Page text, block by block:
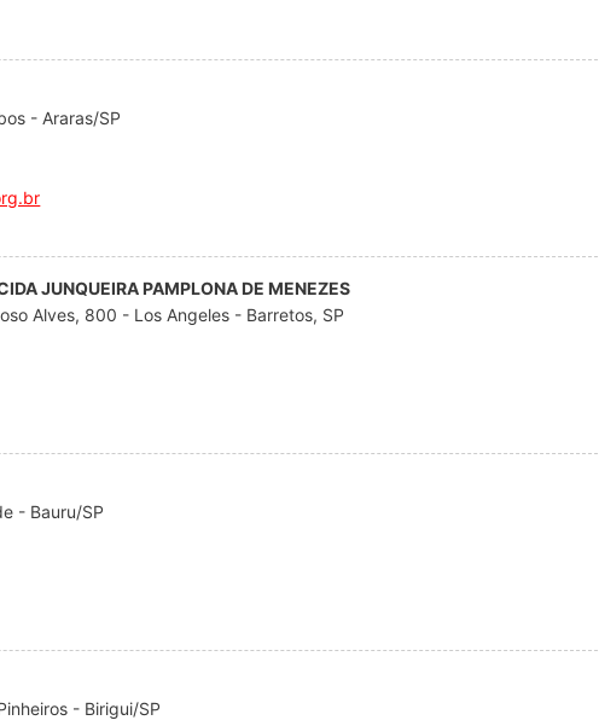
- Araras/SP
JUNQUEIRA PAMPLONA DE MENEZES
Alves, 800 - Los Angeles - Barretos, SP
- Bauru/SP
- Birigui/SP